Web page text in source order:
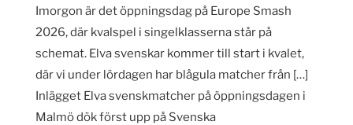
Imorgon är det öppningsdag på Europe Smash
2026, där kvalspel i singelklasserna står på
schemat. Elva svenskar kommer till start i kvalet,
där vi under lördagen har blågula matcher från […]
Inlägget Elva svenskmatcher på öppningsdagen i
Malmö dök först upp på Svenska